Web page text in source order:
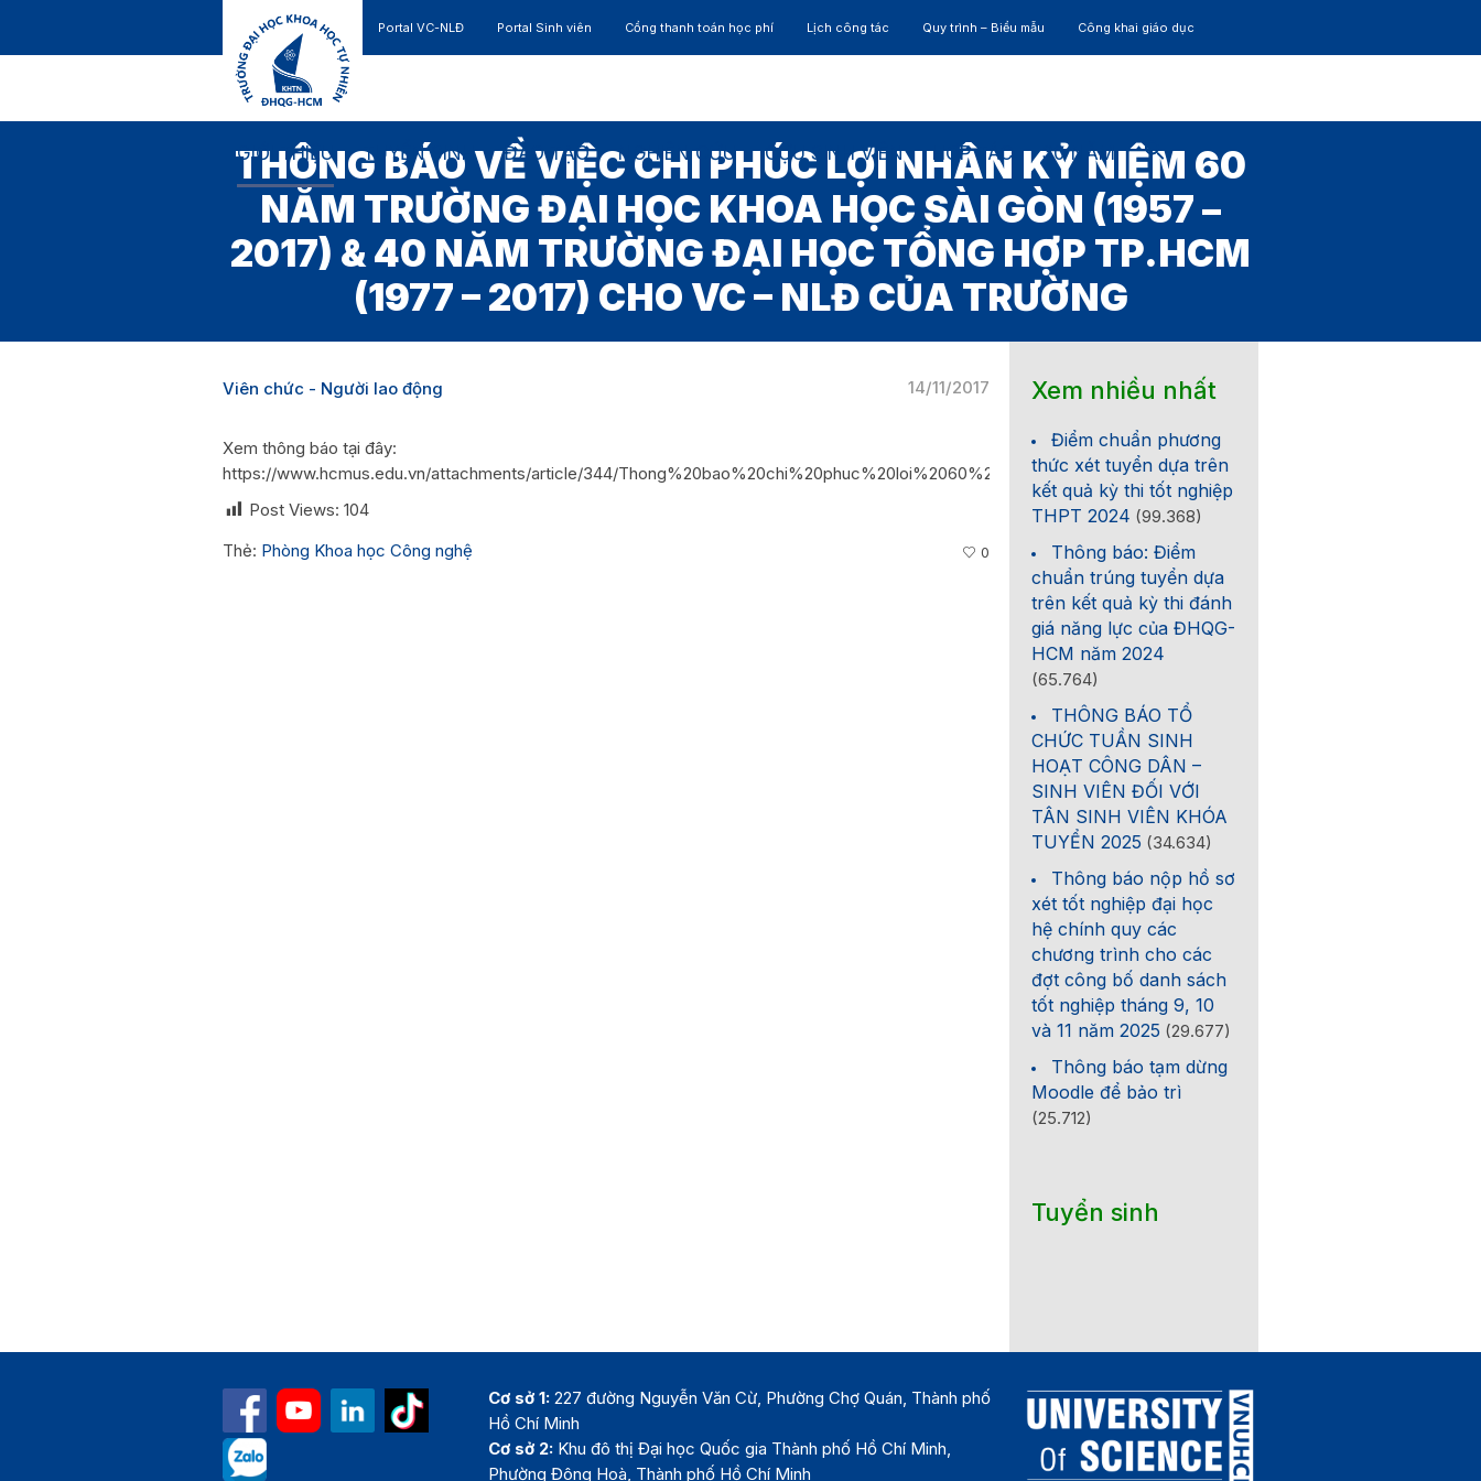
Portal VC-NLĐ Portal Sinh viên Cổng thanh toán học phí Lịch công tác Quy trình – Biểu mẫu Công khai giáo dục
GIỚI THIỆU TUYỂN SINH ĐÀO TẠO NGHIÊN CỨU CỰU SINH VIÊN HỢP TÁC 30 NĂM
THÔNG BÁO VỀ VIỆC CHI PHÚC LỢI NHÂN KỶ NIỆM 60
NĂM TRƯỜNG ĐẠI HỌC KHOA HỌC SÀI GÒN (1957 –
2017) & 40 NĂM TRƯỜNG ĐẠI HỌC TỔNG HỢP TP.HCM
(1977 – 2017) CHO VC – NLĐ CỦA TRƯỜNG
14/11/2017
Viên chức - Người lao động
Xem thông báo tại đây:
https://www.hcmus.edu.vn/attachments/article/344/Thong%20bao%20chi%20phuc%20loi%2060%20n%C4%83m.doc
Post Views: 104
Thẻ: Phòng Khoa học Công nghệ 0
Xem nhiều nhất
Điểm chuẩn phương
thức xét tuyển dựa trên
kết quả kỳ thi tốt nghiệp
THPT 2024 (99.368)
Thông báo: Điểm
chuẩn trúng tuyển dựa
trên kết quả kỳ thi đánh
giá năng lực của ĐHQG-
HCM năm 2024
(65.764)
THÔNG BÁO TỔ
CHỨC TUẦN SINH
HOẠT CÔNG DÂN –
SINH VIÊN ĐỐI VỚI
TÂN SINH VIÊN KHÓA
TUYỂN 2025 (34.634)
Thông báo nộp hồ sơ
xét tốt nghiệp đại học
hệ chính quy các
chương trình cho các
đợt công bố danh sách
tốt nghiệp tháng 9, 10
và 11 năm 2025 (29.677)
Thông báo tạm dừng
Moodle để bảo trì
(25.712)
Tuyển sinh
Cơ sở 1: 227 đường Nguyễn Văn Cừ, Phường Chợ Quán, Thành phố
Hồ Chí Minh
Cơ sở 2: Khu đô thị Đại học Quốc gia Thành phố Hồ Chí Minh,
Phường Đông Hoà, Thành phố Hồ Chí Minh